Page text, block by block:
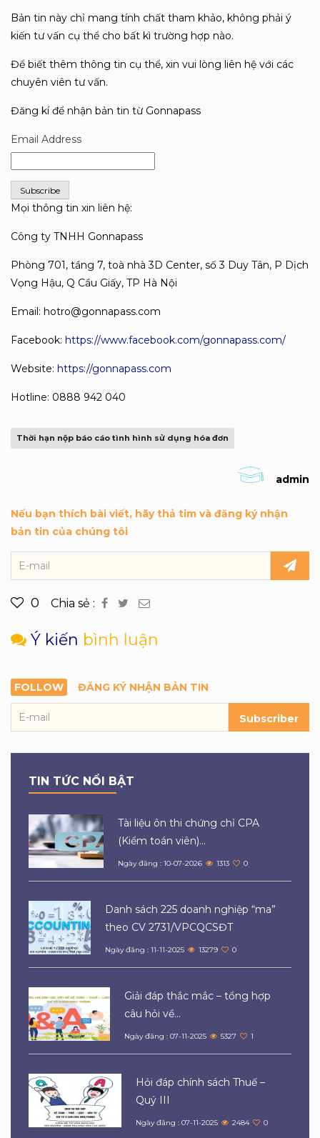
Bản tin này chỉ mang tính chất tham khảo, không phải ý
kiến tư vấn cụ thể cho bất kì trường hợp nào.
Để biết thêm thông tin cụ thể, xin vui lòng liên hệ với các
chuyên viên tư vấn.
Đăng kí để nhận bản tin từ Gonnapass
Email Address
Mọi thông tin xin liên hệ:
Công ty TNHH Gonnapass
Phòng 701, tầng 7, toà nhà 3D Center, số 3 Duy Tân, P Dịch
Vọng Hậu, Q Cầu Giấy, TP Hà Nội
Email: hotro@gonnapass.com
Facebook: https://www.facebook.com/gonnapass.com/
Website: https://gonnapass.com
Hotline: 0888 942 040
Thời hạn nộp báo cáo tình hình sử dụng hóa đơn
admin
Nếu bạn thích bài viết, hãy thả tim và đăng ký nhận
bản tin của chúng tôi
0 Chia sẻ :
Ý kiến bình luận
FOLLOW ĐĂNG KÝ NHẬN BẢN TIN
Subscriber
TIN TỨC NỔI BẬT
Tài liệu ôn thi chứng chỉ CPA
(Kiểm toán viên)...
Ngày đăng : 10-07-2026 1313 0
Danh sách 225 doanh nghiệp “ma”
theo CV 2731/VPCQCSĐT
Ngày đăng : 11-11-2025 13279 0
Giải đáp thắc mắc – tổng hợp
câu hỏi về...
Ngày đăng : 07-11-2025 5327 1
Hỏi đáp chính sách Thuế –
Quý III
Ngày đăng : 07-11-2025 2484 0